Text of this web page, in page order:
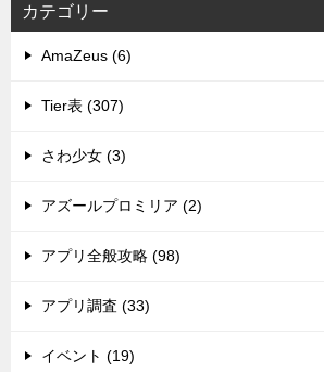
カテゴリー
AmaZeus (6)
Tier表 (307)
さわ少女 (3)
アズールプロミリア (2)
アプリ全般攻略 (98)
アプリ調査 (33)
イベント (19)